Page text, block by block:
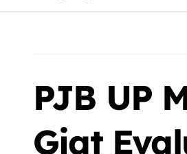
PJB UP
Giat